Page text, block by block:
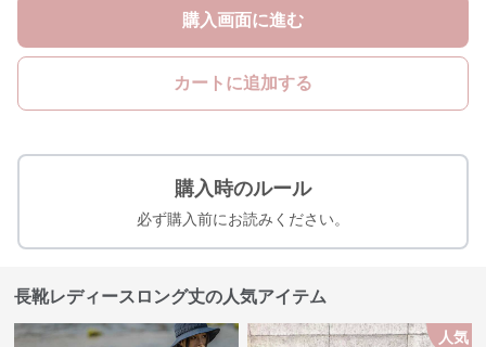
購入画面に進む
カートに追加する
購入時のルール
必ず購入前にお読みください。
長靴レディースロング丈の人気アイテム
人気